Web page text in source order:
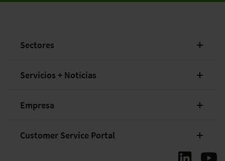
Sectores
Servicios + Noticias
Empresa
Customer Service Portal